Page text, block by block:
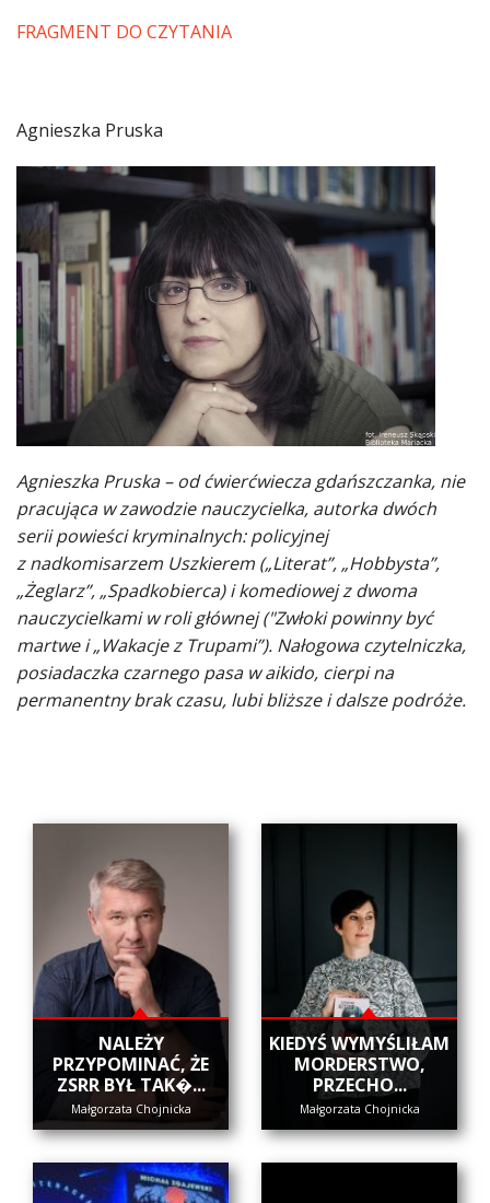
FRAGMENT DO CZYTANIA
Agnieszka Pruska
Agnieszka Pruska – od ćwierćwiecza gdańszczanka, nie
pracująca w zawodzie nauczycielka, autorka dwóch
serii powieści kryminalnych: policyjnej
z nadkomisarzem Uszkierem („Literat”, „Hobbysta”,
„Żeglarz”, „Spadkobierca) i komediowej z dwoma
nauczycielkami w roli głównej ("Zwłoki powinny być
martwe i „Wakacje z Trupami”). Nałogowa czytelniczka,
posiadaczka czarnego pasa w aikido, cierpi na
permanentny brak czasu, lubi bliższe i dalsze podróże.
NALEŻY
PRZYPOMINAĆ, ŻE
ZSRR BYŁ TAK�...
Małgorzata Chojnicka
KIEDYŚ WYMYŚLIŁAM
MORDERSTWO,
PRZECHO...
Małgorzata Chojnicka